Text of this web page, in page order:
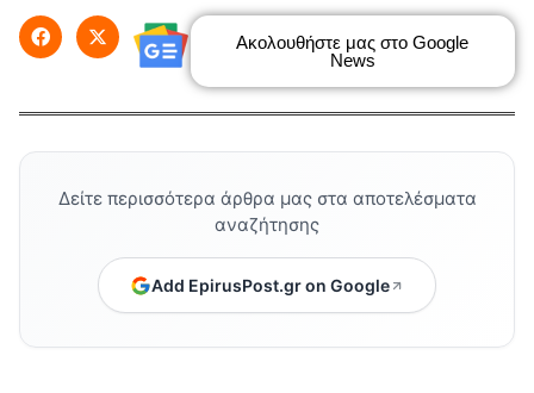
Ακολουθήστε μας στο Google
News
Δείτε περισσότερα άρθρα μας στα αποτελέσματα
αναζήτησης
Add EpirusPost.gr on Google